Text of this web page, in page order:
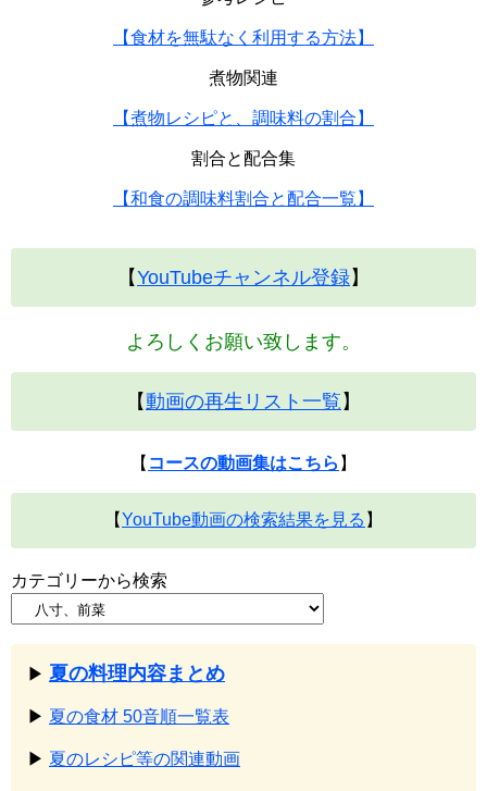
【食材を無駄なく利用する方法】
煮物関連
【煮物レシピと、調味料の割合】
割合と配合集
【和食の調味料割合と配合一覧】
【YouTubeチャンネル登録】
よろしくお願い致します。
【動画の再生リスト一覧 】
【 コースの動画集はこちら 】
【YouTube動画の検索結果を見る 】
カテゴリーから検索
▶ 夏の料理内容まとめ
▶ 夏の食材 50音順一覧表
▶ 夏のレシピ等の関連動画